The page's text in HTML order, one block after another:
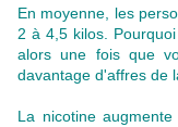
En moyenne, les
2 à 4,5 kilos.
alors une fois que
davantage d'affres de
La nicotine